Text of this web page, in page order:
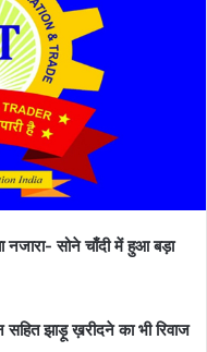
नजारा- सोने चाँदी में हुआ बड़ा
झाड़ू ख़रीदने का भी रिवाज